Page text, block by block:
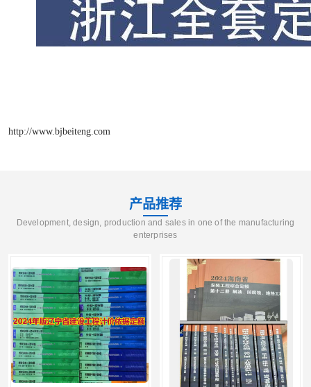
http://www.bjbeiteng.com
产品推荐
Development, design, production and sales in one of the manufacturing
enterprises